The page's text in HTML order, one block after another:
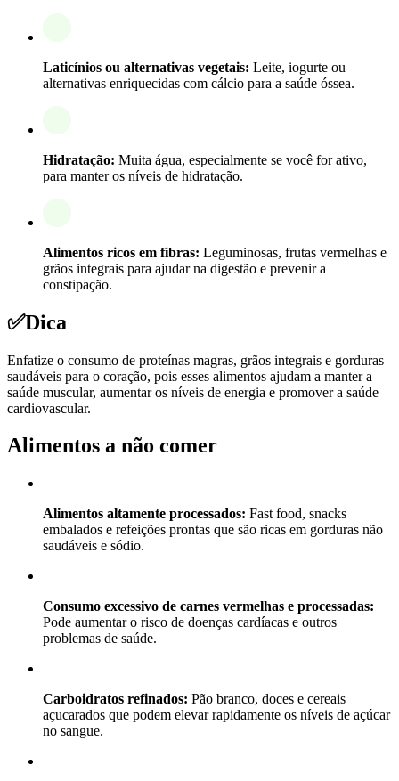
Laticínios ou alternativas vegetais: Leite, iogurte ou
alternativas enriquecidas com cálcio para a saúde óssea.
Hidratação: Muita água, especialmente se você for ativo,
para manter os níveis de hidratação.
Alimentos ricos em fibras: Leguminosas, frutas vermelhas e
grãos integrais para ajudar na digestão e prevenir a
constipação.
✅Dica
Enfatize o consumo de proteínas magras, grãos integrais e gorduras
saudáveis para o coração, pois esses alimentos ajudam a manter a
saúde muscular, aumentar os níveis de energia e promover a saúde
cardiovascular.
Alimentos a não comer
Alimentos altamente processados: Fast food, snacks
embalados e refeições prontas que são ricas em gorduras não
saudáveis e sódio.
Consumo excessivo de carnes vermelhas e processadas:
Pode aumentar o risco de doenças cardíacas e outros
problemas de saúde.
Carboidratos refinados: Pão branco, doces e cereais
açucarados que podem elevar rapidamente os níveis de açúcar
no sangue.